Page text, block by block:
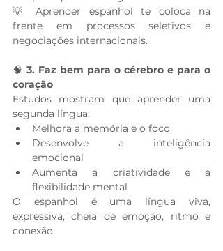
💡 Aprender espanhol te coloca na
frente em processos seletivos e
negociações internacionais.
🧠 3. Faz bem para o cérebro e para o
coração
Estudos mostram que aprender uma
segunda língua:
Melhora a memória e o foco
Desenvolve a inteligência
emocional
Aumenta a criatividade e a
flexibilidade mental
O espanhol é uma língua viva,
expressiva, cheia de emoção, ritmo e
conexão.